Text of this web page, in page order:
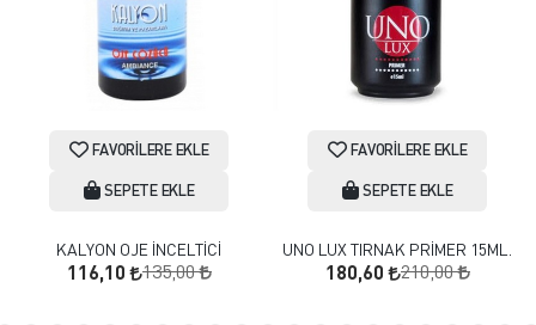
FAVORILERE EKLE
SEPETE EKLE
KALYON OJE İNCELTİCİ
116,10 135,00
FAVORILERE EKLE
SEPETE EKLE
UNO LUX TIRNAK PRİMER 15ML.
180,60 210,00